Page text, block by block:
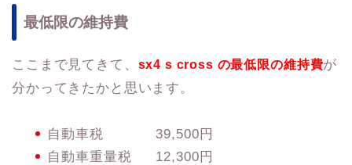
最低限の維持費
ここまで見てきて、 sx4 s cross の最低限の維持費が
分かってきたかと思います。
自動車税 39,500円
自動車重量税 12,300円